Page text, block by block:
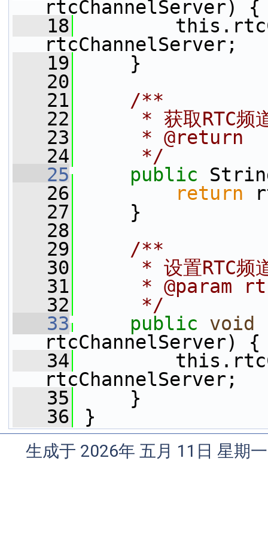
rtcChannelServer) {
   18
rtcChannelServer;
   19
}
   20
   21
    /**
   22
* 获取RTC频
   23
     * @return
   24
     */
   25
public
   26
return
   27
}
   28
   29
    /**
   30
* 设置RTC频
   31
* @param
   32
     */
   33
public void
rtcChannelServer) {
   34
rtcChannelServer;
   35
}
   36
}
生成于 2026年 五月 11日 星期